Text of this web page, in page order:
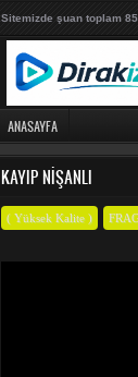
Sitemizde şuan toplam
ANASAYFA
KAYIP NIŞANLI
( Yüksek Kalite )